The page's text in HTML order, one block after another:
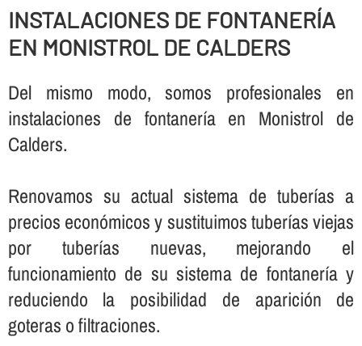
INSTALACIONES DE FONTANERÍ­A
EN MONISTROL DE CALDERS
Del mismo modo, somos profesionales en
instalaciones de fontanerí­a en Monistrol de
Calders.
Renovamos su actual sistema de tuberí­as a
precios económicos y sustituimos tuberí­as viejas
por tuberí­as nuevas, mejorando el
funcionamiento de su sistema de fontanerí­a y
reduciendo la posibilidad de aparición de
goteras o filtraciones.